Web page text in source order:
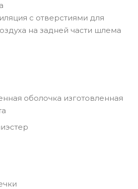
с отверстиями для
на задней части шлема
оболочка изготовленная